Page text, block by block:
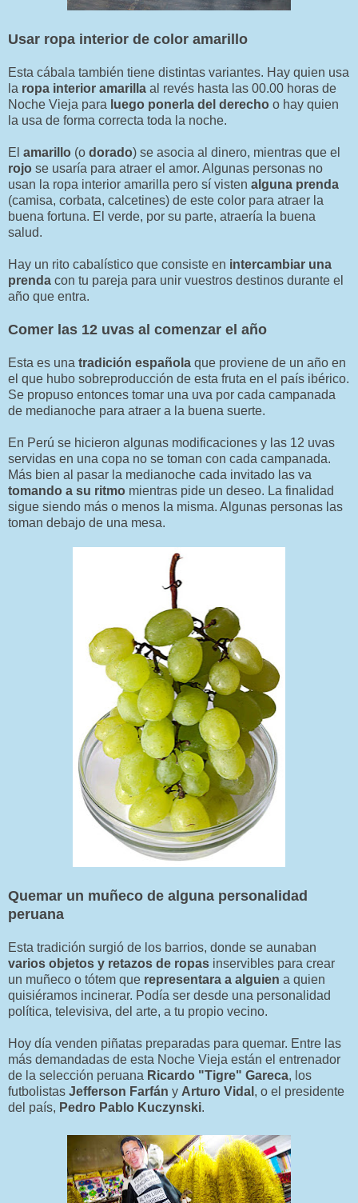
Usar ropa interior de color amarillo
Esta cábala también tiene distintas variantes. Hay quien usa
la ropa interior amarilla al revés hasta las 00.00 horas de
Noche Vieja para luego ponerla del derecho o hay quien
la usa de forma correcta toda la noche.
El amarillo (o dorado) se asocia al dinero, mientras que el
rojo se usaría para atraer el amor. Algunas personas no
usan la ropa interior amarilla pero sí visten alguna prenda
(camisa, corbata, calcetines) de este color para atraer la
buena fortuna. El verde, por su parte, atraería la buena
salud.
Hay un rito cabalístico que consiste en intercambiar una
prenda con tu pareja para unir vuestros destinos durante el
año que entra.
Comer las 12 uvas al comenzar el año
Esta es una tradición española que proviene de un año en
el que hubo sobreproducción de esta fruta en el país ibérico.
Se propuso entonces tomar una uva por cada campanada
de medianoche para atraer a la buena suerte.
En Perú se hicieron algunas modificaciones y las 12 uvas
servidas en una copa no se toman con cada campanada.
Más bien al pasar la medianoche cada invitado las va
tomando a su ritmo mientras pide un deseo. La finalidad
sigue siendo más o menos la misma. Algunas personas las
toman debajo de una mesa.
Quemar un muñeco de alguna personalidad
peruana
Esta tradición surgió de los barrios, donde se aunaban
varios objetos y retazos de ropas inservibles para crear
un muñeco o tótem que representara a alguien a quien
quisiéramos incinerar. Podía ser desde una personalidad
política, televisiva, del arte, a tu propio vecino.
Hoy día venden piñatas preparadas para quemar. Entre las
más demandadas de esta Noche Vieja están el entrenador
de la selección peruana Ricardo "Tigre" Gareca, los
futbolistas Jefferson Farfán y Arturo Vidal , o el presidente
del país, Pedro Pablo Kuczynski.